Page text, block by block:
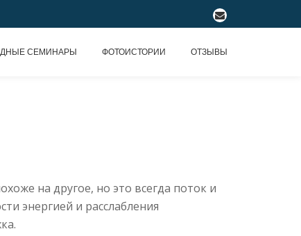
fa-
СЕМИНАРЫ ФОТОИСТОРИИ ОТЗЫВЫ
на другое, но это всегда поток и
энергией и расслабления